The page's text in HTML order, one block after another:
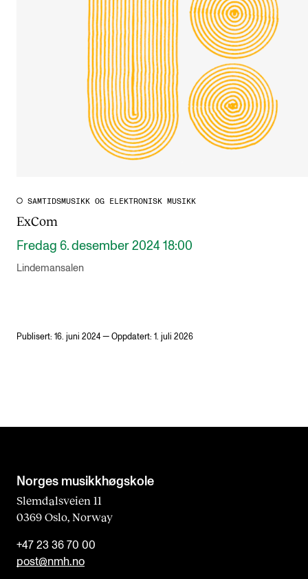
SAMTIDSMUSIKK OG ELEKTRONISK MUSIKK
ExCom
Fredag 6. desember 2024 18:00
Lindemansalen
Publisert: 16. juni 2024 — Oppdatert: 1. juli 2026
Norges musikk­høgskole
Slemdalsveien 11
0369 Oslo, Norway
+47 23 36 70 00
post@nmh.no